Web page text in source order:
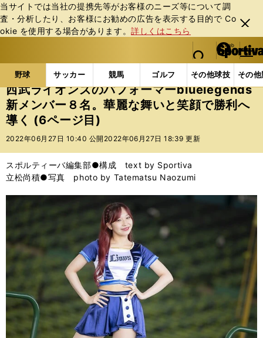
当サイトでは当社の提携先等がお客様のニーズ等について調
査・分析したり、お客様にお勧めの広告を表⽰する⽬的で Co
okie を使⽤する場合があります。詳しくはこちら
閉じ
る
web Sportiva (webスポルティーバ)
検索
マイペ
ー
ジ
メニュ
野球 サッカー 競馬 ゴルフ その他球技 その
b
ス
ポ
ル
テ
ー
バ
野球の記事一覧 プロ野球 西武ライオンズのパフォ
西武ライオンズのパフォーマーbluelegends
新メンバー８名。華麗な舞いと笑顔で勝利へ
導く (6ページ目)
2022年06月27日 10:40 公開 2022年06月27日 18:39 更新
スポルティーバ編集部●構成 text by Sportiva
立松尚積●写真 photo by Tatematsu Naozumi